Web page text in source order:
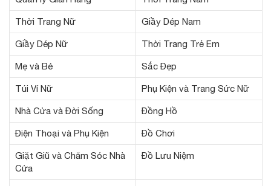
Thời Trang Nữ Giầy Dép Nam
Giầy Dép Nữ Thời Trang Trẻ Em
Mẹ và Bé Sắc Đẹp
Túi Ví Nữ Phụ Kiện và Trang Sức Nữ
Nhà Cửa và Đời Sống Đồng Hồ
Điện Thoại và Phụ Kiện Đồ Chơi
Giặt Giũ và Chăm Sóc Nhà
Cửa
Đồ Lưu Niệm